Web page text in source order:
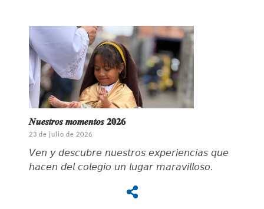
𝑵𝒖𝒆𝒔𝒕𝒓𝒐𝒔 𝒎𝒐𝒎𝒆𝒏𝒕𝒐𝒔 𝟐𝟎𝟐𝟔
23 de julio de 2026
𝘝𝘦𝘯 𝘺 𝘥𝘦𝘴𝘤𝘶𝘣𝘳𝘦 𝘯𝘶𝘦𝘴𝘵𝘳𝘰𝘴 𝘦𝘹𝘱𝘦𝘳𝘪𝘦𝘯𝘤𝘪𝘢𝘴 𝘲𝘶𝘦
𝘩𝘢𝘤𝘦𝘯 𝘥𝘦𝘭 𝘤𝘰𝘭𝘦𝘨𝘪𝘰 𝘶𝘯 𝘭𝘶𝘨𝘢𝘳 𝘮𝘢𝘳𝘢𝘷𝘪𝘭𝘭𝘰𝘴𝘰.